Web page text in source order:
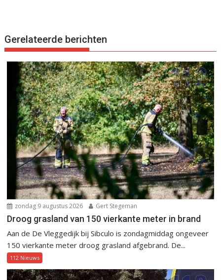
Gerelateerde berichten
zondag 9 augustus 2026 Gert Stegeman
Droog grasland van 150 vierkante meter in brand
Aan de De Vleggedijk bij Sibculo is zondagmiddag ongeveer
150 vierkante meter droog grasland afgebrand. De...
112 Nieuws